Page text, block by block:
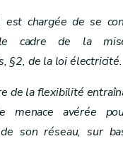
est chargée de se
le cadre de la
§2, de la loi électricité.
de la flexibilité
menace avérée
son réseau, sur